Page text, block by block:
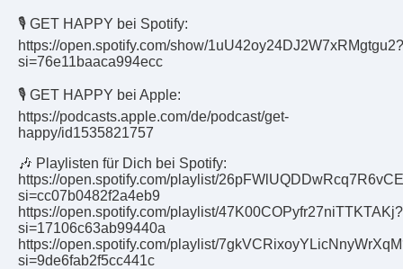
🎙️ GET HAPPY bei Spotify:
https://open.spotify.com/show/1uU42oy24DJ2W7xRMgtgu2?
si=76e11baaca994ecc
🎙️ GET HAPPY bei Apple:
https://podcasts.apple.com/de/podcast/get-
happy/id1535821757
🎶 Playlisten für Dich bei Spotify:
https://open.spotify.com/playlist/
si=cc07b0482f2a4eb9
https://open.spotify.com/playlist/47K00COPyfr27niTTKTAKj?
si=17106c63ab99440a
https://open.spotify.com/playlist/
si=9de6fab2f5cc441c